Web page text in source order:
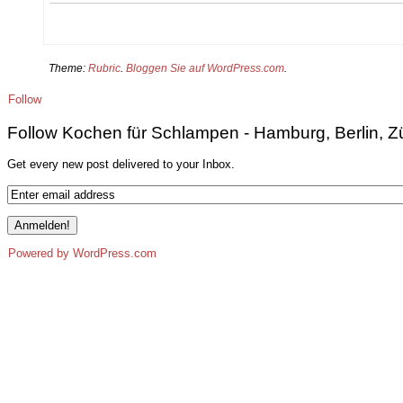
Theme: Rubric. Bloggen Sie auf WordPress.com.
Follow
Follow Kochen für Schlampen - Hamburg, Berlin,
Get every new post delivered to your Inbox.
Powered by WordPress.com